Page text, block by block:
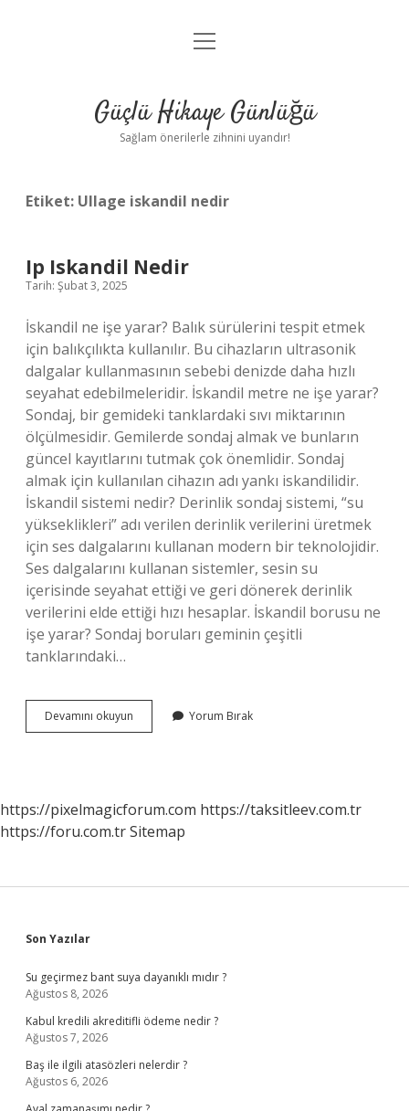
Anasayfa
Yasal Uyarı
menüyü
Güçlü Hikaye Günlüğü
Sağlam önerilerle zihnini uyandır!
Etiket: Ullage iskandil nedir
Ip Iskandil Nedir
Tarih: Şubat 3, 2025
İskandil ne işe yarar? Balık sürülerini tespit etmek
için balıkçılıkta kullanılır. Bu cihazların ultrasonik
dalgalar kullanmasının sebebi denizde daha hızlı
seyahat edebilmeleridir. İskandil metre ne işe yarar?
Sondaj, bir gemideki tanklardaki sıvı miktarının
ölçülmesidir. Gemilerde sondaj almak ve bunların
güncel kayıtlarını tutmak çok önemlidir. Sondaj
almak için kullanılan cihazın adı yankı iskandilidir.
İskandil sistemi nedir? Derinlik sondaj sistemi, “su
yükseklikleri” adı verilen derinlik verilerini üretmek
için ses dalgalarını kullanan modern bir teknolojidir.
Ses dalgalarını kullanan sistemler, sesin su
içerisinde seyahat ettiği ve geri dönerek derinlik
verilerini elde ettiği hızı hesaplar. İskandil borusu ne
işe yarar? Sondaj boruları geminin çeşitli
tanklarındaki…
Devamını okuyun
Iskandil
Yorum Bırak
https://pixelmagicforum.com https://taksitleev.com.tr
https://foru.com.trSitemap
Sidebar
Son Yazılar
Su geçirmez bant suya dayanıklı mıdır ?
Ağustos 8, 2026
Kabul kredili akreditifli ödeme nedir ?
Ağustos 7, 2026
Baş ile ilgili atasözleri nelerdir ?
Ağustos 6, 2026